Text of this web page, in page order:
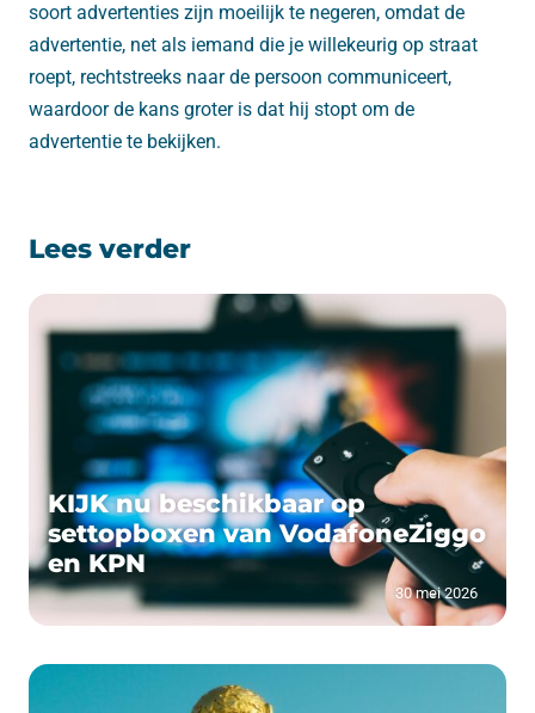
soort advertenties zijn moeilijk te negeren, omdat de
advertentie, net als iemand die je willekeurig op straat
roept, rechtstreeks naar de persoon communiceert,
waardoor de kans groter is dat hij stopt om de
advertentie te bekijken.
Lees verder
KIJK nu beschikbaar op
settopboxen van VodafoneZiggo
en KPN
30 mei 2026